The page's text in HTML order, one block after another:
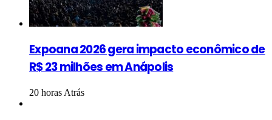
Expoana 2026 gera impacto econômico de
R$ 23 milhões em Anápolis
20 horas Atrás